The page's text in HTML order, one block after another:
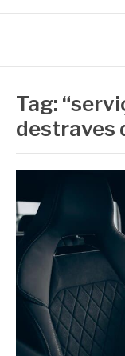
Tag:
destraves